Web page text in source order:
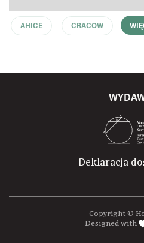
AHICE CRACOW
Deklaracja
Copyright ©
Designed with